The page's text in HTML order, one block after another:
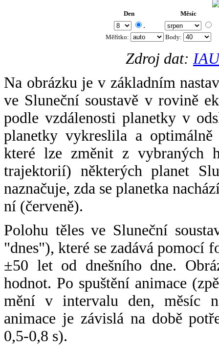
Den Měsíc
.
Měřítko: Body:
Zdroj dat:
Na obrázku je v základním
ve Sluneční soustavě v rovině
podle vzdálenosti planetky v
planetky vykreslila a
které lze změnit z vybraných
trajektorií) některých planet
naznačuje, zda se planetka
ní (červeně).
Polohu těles ve Sluneční
"dnes"), které se zadává pomocí
±50 let od dnešního dne.
hodnot. Po spuštění animace
mění v intervalu den, měsíc
animace je závislá na době
0,5-0,8 s).